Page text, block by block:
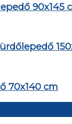
90x145
70x140 cm